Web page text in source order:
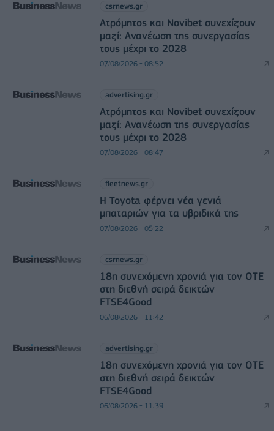
csrnews.gr
Ατρόμητος και Novibet συνεχίζουν
μαζί: Ανανέωση της συνεργασίας
τους μέχρι το 2028
07/08/2026 - 08:52
advertising.gr
Ατρόμητος και Novibet συνεχίζουν
μαζί: Ανανέωση της συνεργασίας
τους μέχρι το 2028
07/08/2026 - 08:47
fleetnews.gr
Η Toyota φέρνει νέα γενιά
μπαταριών για τα υβριδικά της
07/08/2026 - 05:22
csrnews.gr
18η συνεχόμενη χρονιά για τον ΟΤΕ
στη διεθνή σειρά δεικτών
FTSE4Good
06/08/2026 - 11:42
advertising.gr
18η συνεχόμενη χρονιά για τον ΟΤΕ
στη διεθνή σειρά δεικτών
FTSE4Good
06/08/2026 - 11:39